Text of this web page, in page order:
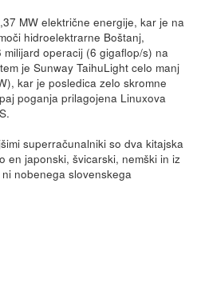
MW električne energije, kar je na
hidroelektrarne Boštanj,
operacij (6 gigaflop/s) na
je Sunway TaihuLight celo manj
kar je posledica zelo skromne
poganja prilagojena Linuxova
superračunalniki so dva kitajska
en japonski, švicarski, nemški in iz
nobenega slovenskega